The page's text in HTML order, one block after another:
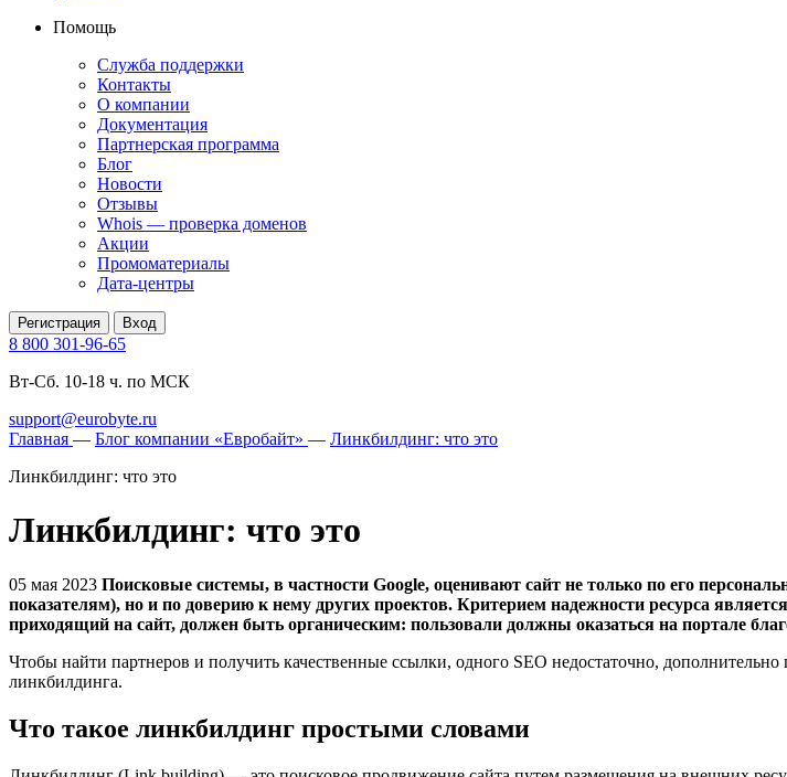
Помощь
Служба поддержки
Контакты
О компании
Документация
Партнерская программа
Блог
Новости
Отзывы
Whois — проверка доменов
Акции
Промоматериалы
Дата-центры
Регистрация Вход
8 800 301-96-65
Вт-Сб. 10-18 ч. по МСК
support@eurobyte.ru
Главная — Блог компании «Евробайт» — Линкбилдинг: что это
Линкбилдинг: что это
Линкбилдинг: что это
05 мая 2023 Поисковые системы, в частности Google, оценивают сайт не только по его
показателям), но и по доверию к нему других проектов. Критерием надежности ресурса
приходящий на сайт, должен быть органическим: пользовали должны оказаться на портале
Чтобы найти партнеров и получить качественные ссылки, одного SEO недостаточно,
линкбилдинга.
Что такое линкбилдинг простыми словами